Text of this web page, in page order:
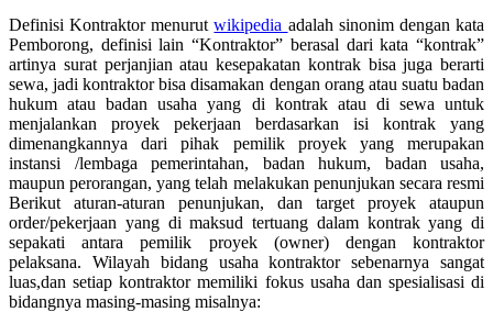
Definisi Kontraktor menurutwikipedia adalah sinonim dengan kata
Pemborong, definisi lain “Kontraktor” berasal dari kata “kontrak”
artinya surat perjanjian atau kesepakatan kontrak bisa juga berarti
sewa, jadi kontraktor bisa disamakan dengan orang atau suatu badan
hukum atau badan usaha yang di kontrak atau di sewa untuk
menjalankan proyek pekerjaan berdasarkan isi kontrak yang
dimenangkannya dari pihak pemilik proyek yang merupakan
instansi /lembaga pemerintahan, badan hukum, badan usaha,
maupun perorangan, yang telah melakukan penunjukan secara resmi
Berikut aturan-aturan penunjukan, dan target proyek ataupun
order/pekerjaan yang di maksud tertuang dalam kontrak yang di
sepakati antara pemilik proyek (owner) dengan kontraktor
pelaksana. Wilayah bidang usaha kontraktor sebenarnya sangat
luas,dan setiap kontraktor memiliki fokus usaha dan spesialisasi di
bidangnya masing-masing misalnya: